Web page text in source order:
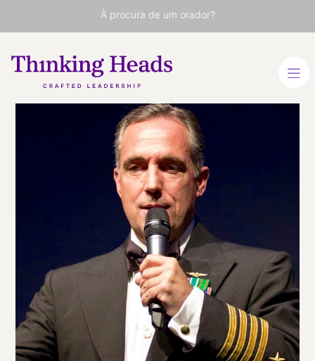
À procura de um orador?
Jim Guido
DiMatteo
Diretor de Corrida das Red
Bull Air Races e aviador
naval reformado
INGLÊS
VER PERFIL
Viaja
desde
ESTADOS UNIDOS
CALIFORNIA